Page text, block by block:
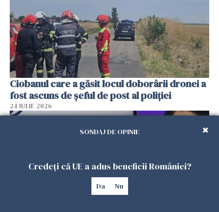
Ciobanul care a găsit locul doborârii dronei a
fost ascuns de șeful de post al poliției
24 IULIE 2026
SONDAJ DE OPINIE
Credeți că UE a adus beneficii României?
Da Nu